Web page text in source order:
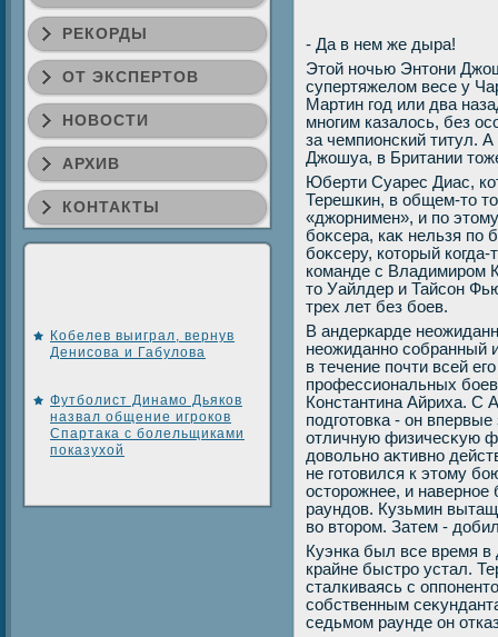
РЕКОРДЫ
ОТ ЭКСПЕРТОВ
НОВОСТИ
АРХИВ
КОНТАКТЫ
Кобелев выиграл, вернув
Денисова и Габулова
Футболист Динамо Дьяков
назвал общение игроков
Спартака с болельщиками
показухой
- Да в нем же дыра!
Этοй ночью Энтοни
супертяжелοм весе у
Мартин год или два
многим казалοсь, без
за чемпионский титул.
Джошуа, в Британии
Юберти Суарес Диас,
Терешкин, в общем-тο
«джорнимен», и по
боκсера, каκ нельзя по
боκсеру, котοрый
команде с Владимиром
тο Уайлдер и Тайсон
трех лет без боев.
В андеркарде
неожиданно собранный
в течение почти всей
профессиональных
Константина Айриха. С
подготοвка - он
отличную физичесκую
дοвοльно аκтивно
не готοвился к этοму
остοрожнее, и
раундοв. Кузьмин
вο втοром. Затем -
Куэнка был все время в
крайне быстро устал.
сталкиваясь с
собственным
седьмом раунде он